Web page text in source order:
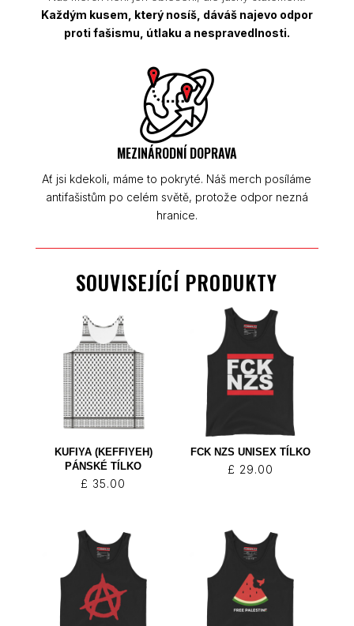
Každým kusem, který nosíš, dáváš najevo odpor
proti fašismu, útlaku a nespravedlnosti.
MEZINÁRODNÍ DOPRAVA
Ať jsi kdekoli, máme to pokryté. Náš merch posíláme
antifašistům po celém světě, protože odpor nezná
hranice.
SOUVISEJÍCÍ PRODUKTY
KUFIYA (KEFFIYEH)
PÁNSKÉ TÍLKO
£ 35.00
FCK NZS UNISEX TÍLKO
£ 29.00